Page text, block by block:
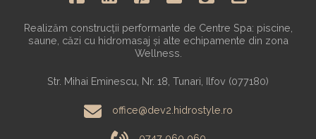
Realizăm construcții performante de Centre Spa: piscine,
saune, căzi cu hidromasaj și alte echipamente din zona
Wellness.
Str. Mihai Eminescu, Nr. 18, Tunari, Ilfov (077180)
office@dev2.hidrostyle.ro